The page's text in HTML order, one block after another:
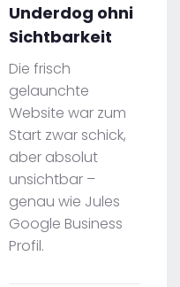
Underdog ohni
Sichtbarkeit
Die frisch
gelaunchte
Website war zum
Start zwar schick,
aber absolut
unsichtbar –
genau wie Jules
Google Business
Profil.